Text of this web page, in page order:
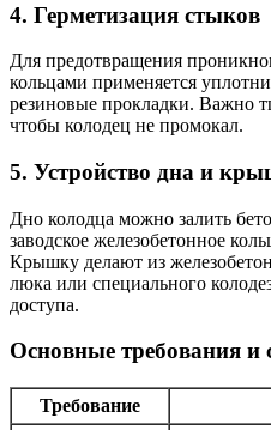
4. Герметизация стыков
Для предотвращения
кольцами применяется
резиновые прокладки. Важно
чтобы колодец не промокал.
5. Устройство дна и
Дно колодца можно залить
заводское железобетонное
Крышку делают из
люка или специального
доступа.
Основные требования и
Требование